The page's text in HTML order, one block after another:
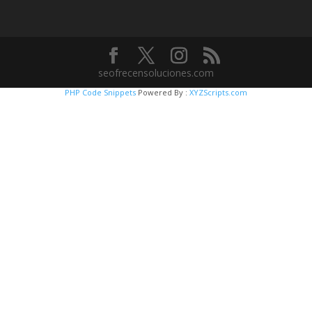
seofrecensoluciones.com
PHP Code Snippets Powered By : XYZScripts.com